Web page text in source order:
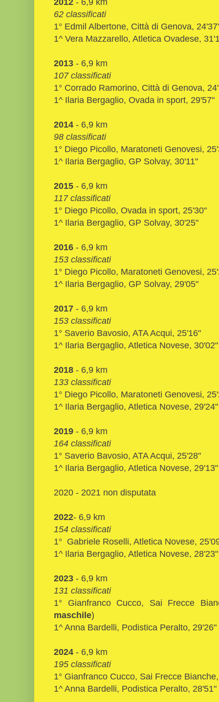
62 classificati
1° Edmil Albertone, Città di Genova,
1^ Vera Mazzarello, Atletica Ovadese,
2013 - 6,9 km
107 classificati
1° Corrado Ramorino, Città di Genova,
1^ Ilaria Bergaglio, Ovada in sport, 29'57"
2014 - 6,9 km
98 classificati
1° Diego Picollo, Maratoneti Genovesi,
1^ Ilaria Bergaglio, GP Solvay, 30'11"
2015 - 6,9 km
117 classificati
1° Diego Picollo, Ovada in sport, 25'30"
1^ Ilaria Bergaglio, GP Solvay, 30'25"
2016 - 6,9 km
153 classificati
1° Diego Picollo, Maratoneti Genovesi,
1^ Ilaria Bergaglio, GP Solvay, 29'05"
2017 - 6,9 km
153 classificati
1° Saverio Bavosio, ATA Acqui, 25'16"
1^ Ilaria Bergaglio, Atletica Novese, 30'02"
2018 - 6,9 km
133 classificati
1° Diego Picollo, Maratoneti Genovesi,
1^ Ilaria Bergaglio, Atletica Novese, 29'24"
2019 - 6,9 km
164 classificati
1° Saverio Bavosio, ATA Acqui, 25'28"
1^ Ilaria Bergaglio, Atletica Novese, 29'13"
2020 - 2021 non disputata
2022- 6,9 km
154 classificati
1° Gabriele Roselli, Atletica Novese,
1^ Ilaria Bergaglio, Atletica Novese,
2023 - 6,9 km
131 classificati
1° Gianfranco Cucco, Sai Frecce
maschile)
1^ Anna Bardelli, Podistica Peralto, 29'26"
2024 - 6,9 km
195 classificati
1° Gianfranco Cucco, Sai Frecce
1^ Anna Bardelli, Podistica Peralto, 28'51"